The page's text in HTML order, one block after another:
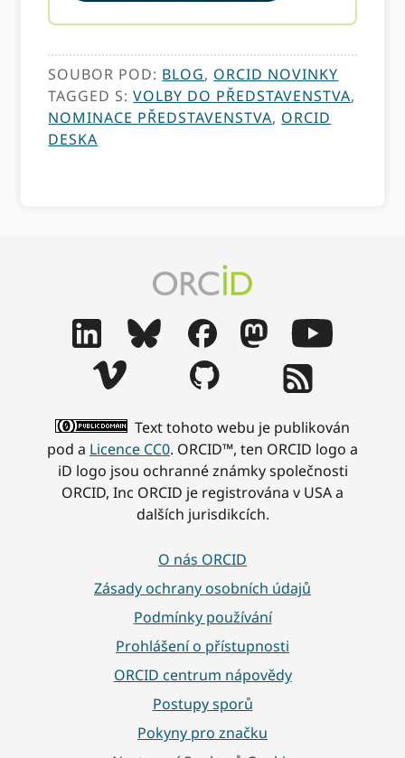
SOUBOR POD: BLOG, ORCID NOVINKY
TAGGED S:VOLBY DO PŘEDSTAVENSTVA,
NOMINACE PŘEDSTAVENSTVA, ORCID
DESKA
Text tohoto webu je publikován
pod a Licence CC0. ORCID™, ten ORCID logo a
iD logo jsou ochranné známky společnosti
ORCID, Inc ORCID je registrována v USA a
dalších jurisdikcích.
O nás ORCID
Zásady ochrany osobních údajů
Podmínky používání
Prohlášení o přístupnosti
ORCID centrum nápovědy
Postupy sporů
Pokyny pro značku